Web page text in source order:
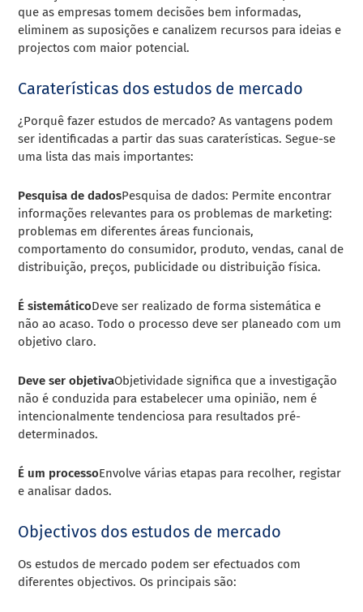
que as empresas tomem decisões bem informadas,
eliminem as suposições e canalizem recursos para ideias e
projectos com maior potencial.
Caraterísticas dos estudos de mercado
¿Porquê fazer estudos de mercado? As vantagens podem
ser identificadas a partir das suas caraterísticas. Segue-se
uma lista das mais importantes:
Pesquisa de dadosPesquisa de dados: Permite encontrar
informações relevantes para os problemas de marketing:
problemas em diferentes áreas funcionais,
comportamento do consumidor, produto, vendas, canal de
distribuição, preços, publicidade ou distribuição física.
É sistemáticoDeve ser realizado de forma sistemática e
não ao acaso. Todo o processo deve ser planeado com um
objetivo claro.
Deve ser objetivaObjetividade significa que a investigação
não é conduzida para estabelecer uma opinião, nem é
intencionalmente tendenciosa para resultados pré-
determinados.
É um processoEnvolve várias etapas para recolher, registar
e analisar dados.
Objectivos dos estudos de mercado
Os estudos de mercado podem ser efectuados com
diferentes objectivos. Os principais são: